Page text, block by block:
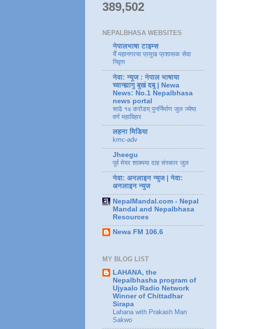
389,502
NEPALBHASA WEBSITES
नेपालभाषा टाइम्स
येँ महानगरया प्रमुख प्रशासक सेवा
निवृत्त
नेवा: न्यूज : नेपाल भाषाया
च्वान्ह्यागु बुखं दबु | Newa
News: No.1 Nepalbhasa
news portal
साढे १४ करोडय् पुनर्निर्माण जुल ज्येष्ठ
वर्ण महाविहार
लहना मिडिया
kmc-adv
Jheegu
पूर्व मेयर शाक्यया दाह संस्कार जुल
नेवा: अनलाइन न्युज | नेवा:
अनलाइन न्युज
NepalMandal.com - Nepal
Mandal and Nepalbhasa
Resources
Newa FM 106.6
MY BLOG LIST
LAHANA, the
Nepalbhasha program of
Ujyaalo Radio Network
Winner of Chittadhar
Sirapa
Lahana with Prakash Man
Sakwo